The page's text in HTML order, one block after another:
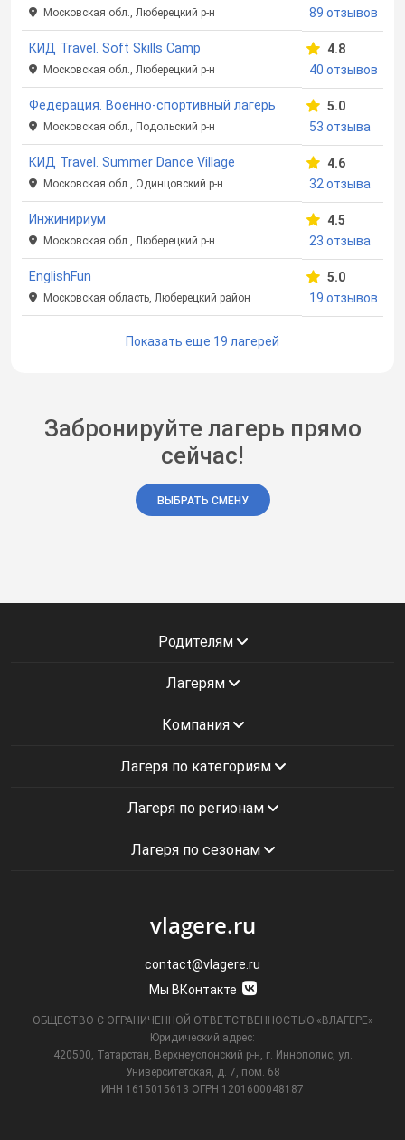
Московская обл., Люберецкий р-н
89 отзывов
КИД Travel. Soft Skills Camp
Московская обл., Люберецкий р-н
4.8
40 отзывов
Федерация. Военно-спортивный лагерь
Московская обл., Подольский р-н
5.0
53 отзыва
КИД Travel. Summer Dance Village
Московская обл., Одинцовский р-н
4.6
32 отзыва
Инжинириум
Московская обл., Люберецкий р-н
4.5
23 отзыва
EnglishFun
Московская область, Люберецкий район
5.0
19 отзывов
Показать еще 19 лагерей
Забронируйте лагерь прямо
сейчас!
ВЫБРАТЬ СМЕНУ
Родителям
Лагерям
Компания
Лагеря по категориям
Лагеря по регионам
Лагеря по сезонам
vlagere.ru
contact@vlagere.ru
Мы ВКонтакте
ОБЩЕСТВО С ОГРАНИЧЕННОЙ ОТВЕТСТВЕННОСТЬЮ «ВЛАГЕРЕ»
Юридический адрес:
420500, Татарстан, Верхнеуслонский р-н, г. Иннополис, ул.
Университетская,
д. 7, пом. 68
ИНН 1615015613 ОГРН 1201600048187